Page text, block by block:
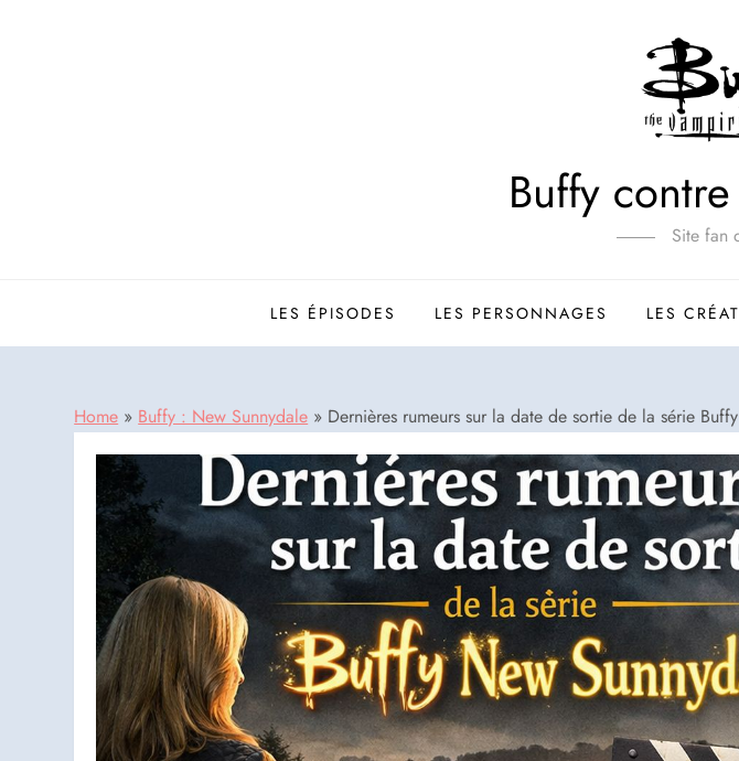
Buffy
Site fan
LES ÉPISODES LES PERSONNAGES LES
Home » Buffy : New Sunnydale » Dernières rumeurs sur la date de sortie de la série